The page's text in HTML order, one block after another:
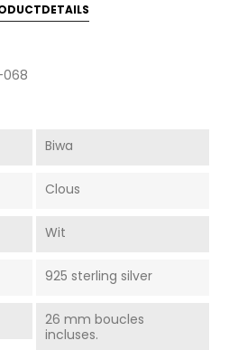
Biwa
Clous
Wit
925 sterling silver
26 mm boucles
incluses.